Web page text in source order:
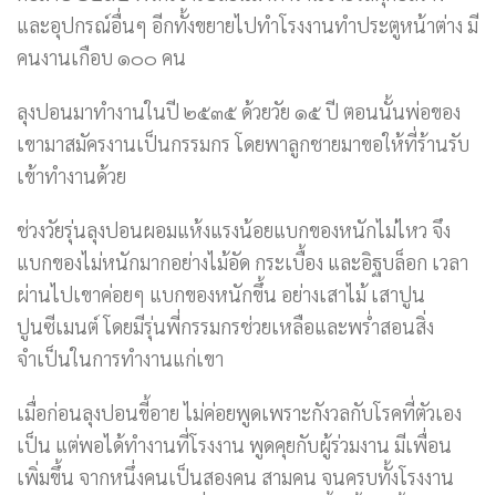
และอุปกรณ์อื่นๆ อีกทั้งขยายไปทำโรงงานทำประตูหน้าต่าง มี
คนงานเกือบ ๑๐๐ คน
ลุงปอนมาทำงานในปี ๒๕๓๕ ด้วยวัย ๑๕ ปี ตอนนั้นพ่อของ
เขามาสมัครงานเป็นกรรมกร โดยพาลูกชายมาขอให้ที่ร้านรับ
เข้าทำงานด้วย
ช่วงวัยรุ่นลุงปอนผอมแห้งแรงน้อยแบกของหนักไม่ไหว จึง
แบกของไม่หนักมากอย่างไม้อัด กระเบื้อง และอิฐบล็อก เวลา
ผ่านไปเขาค่อยๆ แบกของหนักขึ้น อย่างเสาไม้ เสาปูน
ปูนซีเมนต์ โดยมีรุ่นพี่กรรมกรช่วยเหลือและพร่ำสอนสิ่ง
จำเป็นในการทำงานแก่เขา
เมื่อก่อนลุงปอนขี้อาย ไม่ค่อยพูดเพราะกังวลกับโรคที่ตัวเอง
เป็น แต่พอได้ทำงานที่โรงงาน พูดคุยกับผู้ร่วมงาน มีเพื่อน
เพิ่มขึ้น จากหนึ่งคนเป็นสองคน สามคน จนครบทั้งโรงงาน